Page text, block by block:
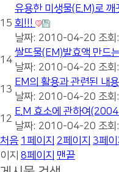
15
유용한 미생물(E.M)로
회!!!
날짜: 2010-04-20 조
14
쌀뜨물(EM)발효액 만드
날짜: 2010-04-20 조
13
EM의 활용과 관련된 내
날짜: 2010-04-20 조
12
E.M 효소에 관하여
날짜: 2010-04-20 조
처음 1 페이지 2페이지 3페이
이지 8페이지 맨끝